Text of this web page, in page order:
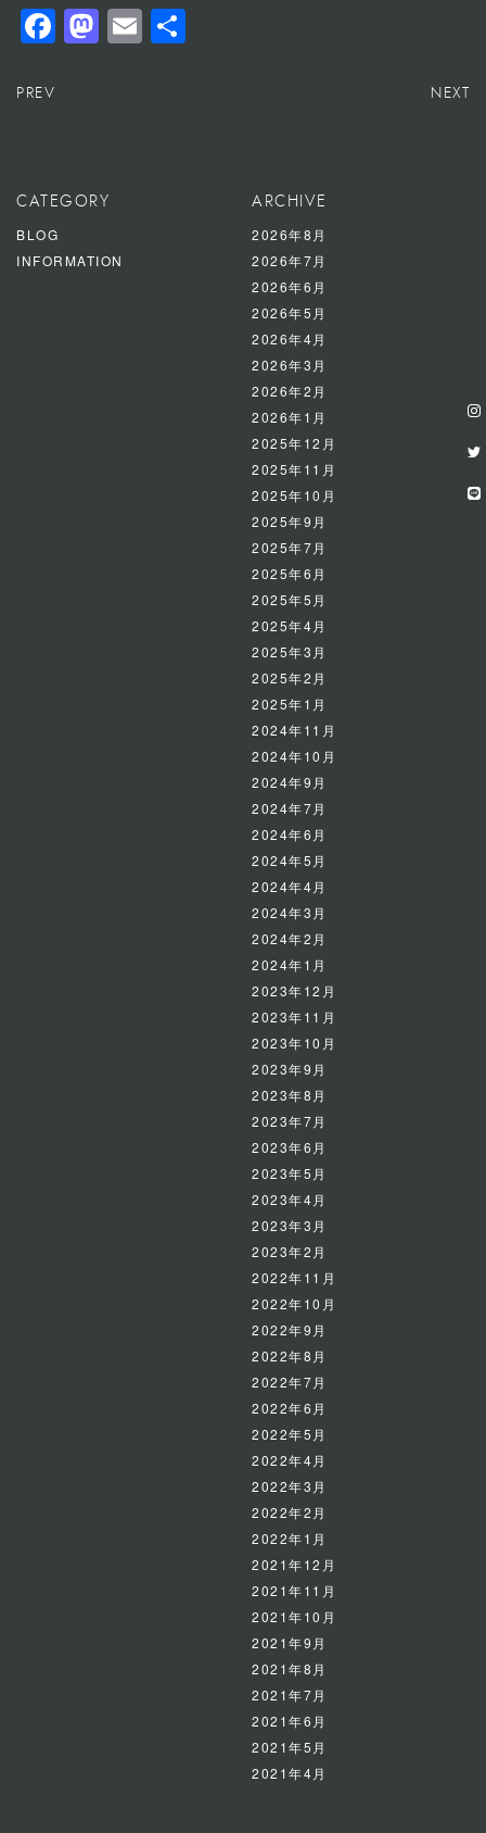
Facebook
Mastodon
Email
PREV NEXT
CATEGORY
BLOG
INFORMATION
ARCHIVE
2026年8月
2026年7月
2026年6月
2026年5月
2026年4月
2026年3月
2026年2月
2026年1月
2025年12月
2025年11月
2025年10月
2025年9月
2025年7月
2025年6月
2025年5月
2025年4月
2025年3月
2025年2月
2025年1月
2024年11月
2024年10月
2024年9月
2024年7月
2024年6月
2024年5月
2024年4月
2024年3月
2024年2月
2024年1月
2023年12月
2023年11月
2023年10月
2023年9月
2023年8月
2023年7月
2023年6月
2023年5月
2023年4月
2023年3月
2023年2月
2022年11月
2022年10月
2022年9月
2022年8月
2022年7月
2022年6月
2022年5月
2022年4月
2022年3月
2022年2月
2022年1月
2021年12月
2021年11月
2021年10月
2021年9月
2021年8月
2021年7月
2021年6月
2021年5月
2021年4月